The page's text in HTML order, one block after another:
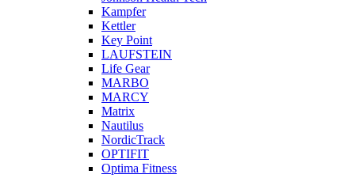
Kampfer
Kettler
Key Point
LAUFSTEIN
Life Gear
MARBO
MARCY
Matrix
Nautilus
NordicTrack
OPTIFIT
Optima Fitness